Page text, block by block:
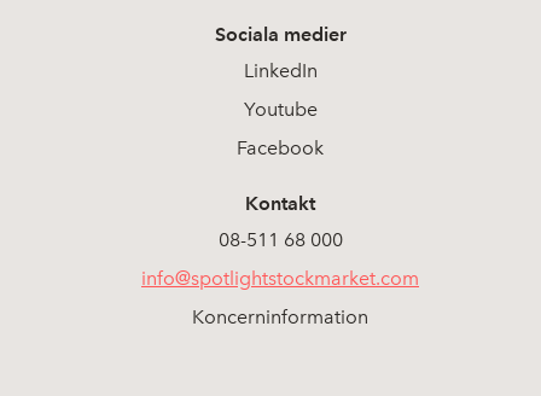
Sociala medier
LinkedIn
Youtube
Facebook
Kontakt
08-511 68 000
info@spotlightstockmarket.com
Koncerninformation